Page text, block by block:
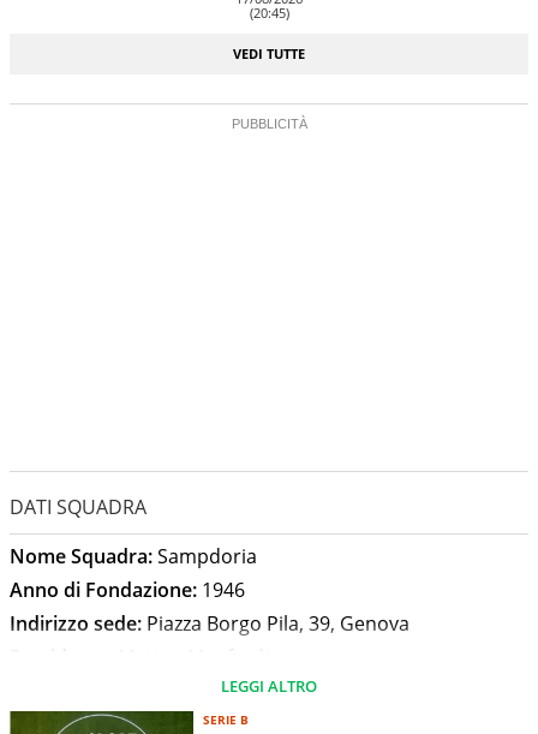
(20:45)
VEDI TUTTE
DATI SQUADRA
Nome Squadra:Sampdoria
Anno di Fondazione: 1946
Indirizzo sede: Piazza Borgo Pila, 39, Genova
Presidente:
Matteo Manfredi
Bernardo Corradi
Stadio:Luigi Ferraris
LEGGI ALTRO
SERIE B